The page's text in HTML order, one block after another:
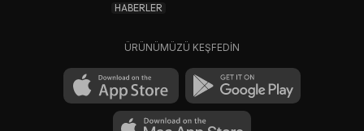
HABERLER
ÜRÜNÜMÜZÜ KEŞFEDİN